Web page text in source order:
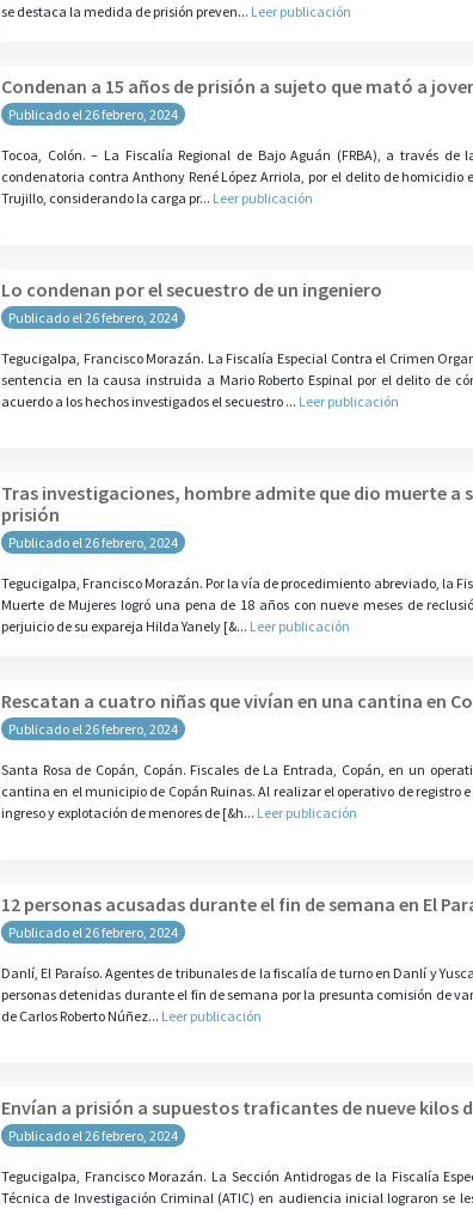
se destaca la medida de prisión preven... Leer publicación
Condenan a 15 años de prisión a sujeto que mató a
Publicado el 26 febrero, 2024
Tocoa, Colón. – La Fiscalía Regional de Bajo Aguán (FRBA), a través
condenatoria contra Anthony René López Arriola, por el delito de
Trujillo, considerando la carga pr... Leer publicación
Lo condenan por el secuestro de un ingeniero
Publicado el 26 febrero, 2024
Tegucigalpa, Francisco Morazán. La Fiscalía Especial Contra el Crimen
sentencia en la causa instruida a Mario Roberto Espinal por el delito de
acuerdo a los hechos investigados el secuestro ... Leer publicación
Tras investigaciones, hombre admite que dio muerte a
prisión
Publicado el 26 febrero, 2024
Tegucigalpa, Francisco Morazán. Por la vía de procedimiento abreviado, la
Muerte de Mujeres logró una pena de 18 años con nueve meses de
perjuicio de su expareja Hilda Yanely [&... Leer publicación
Rescatan a cuatro niñas que vivían en una cantina en
Publicado el 26 febrero, 2024
Santa Rosa de Copán, Copán. Fiscales de La Entrada, Copán, en un
cantina en el municipio de Copán Ruinas. Al realizar el operativo de registro
ingreso y explotación de menores de [&h... Leer publicación
12 personas acusadas durante el fin de semana en El
Publicado el 26 febrero, 2024
Danlí, El Paraíso. Agentes de tribunales de la fiscalía de turno en Danlí y
personas detenidas durante el fin de semana por la presunta comisión de
de Carlos Roberto Núñez... Leer publicación
Envían a prisión a supuestos traficantes de nueve kilos
Publicado el 26 febrero, 2024
Tegucigalpa, Francisco Morazán. La Sección Antidrogas de la Fiscalía
Técnica de Investigación Criminal (ATIC) en audiencia inicial lograron se